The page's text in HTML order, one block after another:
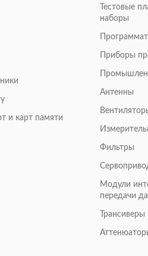
и карт памяти
Тестовые
наборы
Приборы
Антенны
Фильтры
Модули
передачи